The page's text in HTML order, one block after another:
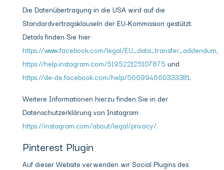
Die Datenübertragung in die USA wird auf die
Standardvertragsklauseln der EU-Kommission gestützt.
Details finden Sie hier:
https://www.facebook.com/legal/EU_data_transfer_addendum,
https://help.instagram.com/519522125107875 und
https://de-de.facebook.com/help/566994660333381.
Weitere Informationen hierzu finden Sie in der
Datenschutzerklärung von Instagram:
https://instagram.com/about/legal/privacy/.
Pinterest Plugin
Auf dieser Website verwenden wir Social Plugins des